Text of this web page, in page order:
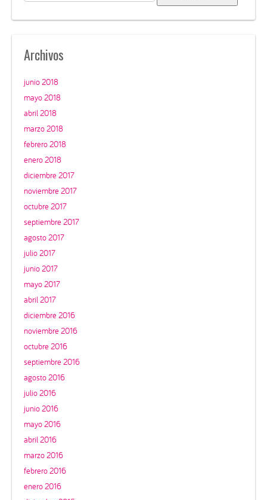
Archivos
junio 2018
mayo 2018
abril 2018
marzo 2018
febrero 2018
enero 2018
diciembre 2017
noviembre 2017
octubre 2017
septiembre 2017
agosto 2017
julio 2017
junio 2017
mayo 2017
abril 2017
diciembre 2016
noviembre 2016
octubre 2016
septiembre 2016
agosto 2016
julio 2016
junio 2016
mayo 2016
abril 2016
marzo 2016
febrero 2016
enero 2016